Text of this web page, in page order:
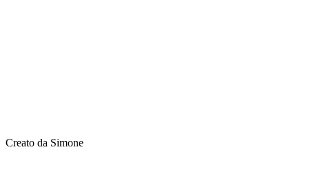
Creato da Simone